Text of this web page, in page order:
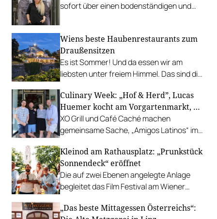
sofort über einen bodenständigen und
Wiens beste Haubenrestaurants zum
Draußensitzen
Es ist Sommer! Und da essen wir am
liebsten unter freiem Himmel. Das sind die
Gastgarten.
Culinary Week: „Hof & Herd”, Lucas
Huemer kocht am Vorgartenmarkt, …
XO Grill und Café Caché machen
gemeinsame Sache, „Amigos Latinos“ im
Richard Rauch kocht in der Riederalm
u.v.m.
Kleinod am Rathausplatz: „Prunkstück
Sonnendeck“ eröffnet
Die auf zwei Ebenen angelegte Anlage
begleitet das Film Festival am Wiener
mit Cocktails, Snacks und
„Das beste Mittagessen Österreichs“: